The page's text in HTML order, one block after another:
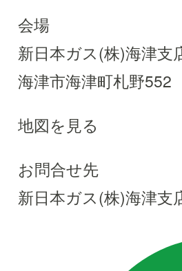
会場
新日本ガス(株)海津支
海津市海津町札野552
地図を見る
お問合せ先
新日本ガス(株)海津